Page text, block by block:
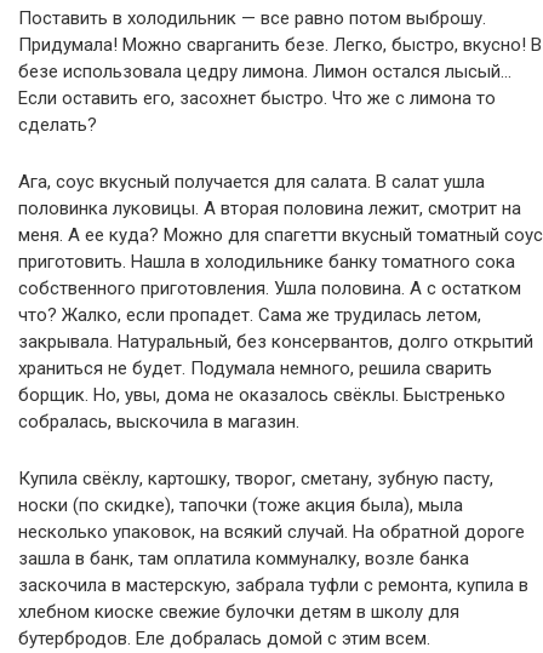
Поставить в холодильник — все равно потом выброшу.
Придумала! Можно сварганить безе. Легко, быстро, вкусно! В
безе использовала цедру лимона. Лимон остался лысый…
Если оставить его, засохнет быстро. Что же с лимона то
сделать?
Ага, соус вкусный получается для салата. В салат ушла
половинка луковицы. А вторая половина лежит, смотрит на
меня. А ее куда? Можно для спагетти вкусный томатный соус
приготовить. Нашла в холодильнике банку томатного сока
собственного приготовления. Ушла половина. А с остатком
что? Жалко, если пропадет. Сама же трудилась летом,
закрывала. Натуральный, без консервантов, долго открытий
храниться не будет. Подумала немного, решила сварить
борщик. Но, увы, дома не оказалось свёклы. Быстренько
собралась, выскочила в магазин.
Купила свёклу, картошку, творог, сметану, зубную пасту,
носки (по скидке), тапочки (тоже акция была), мыла
несколько упаковок, на всякий случай. На обратной дороге
зашла в банк, там оплатила коммуналку, возле банка
заскочила в мастерскую, забрала туфли с ремонта, купила в
хлебном киоске свежие булочки детям в школу для
бутербродов. Еле добралась домой с этим всем.